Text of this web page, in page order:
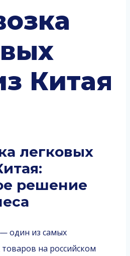
Китая
легковых
решение
один из самых
на российском